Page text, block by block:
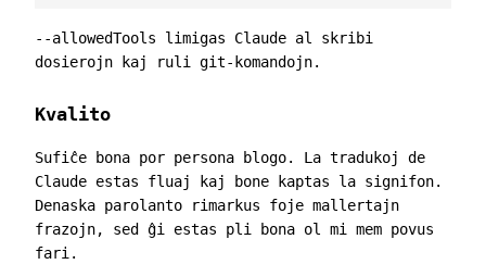
--allowedTools limigas Claude al skribi
dosierojn kaj ruli git-komandojn.
Kvalito
Sufiĉe bona por persona blogo. La tradukoj de
Claude estas fluaj kaj bone kaptas la signifon.
Denaska parolanto rimarkus foje mallertajn
frazojn, sed ĝi estas pli bona ol mi mem povus
fari.